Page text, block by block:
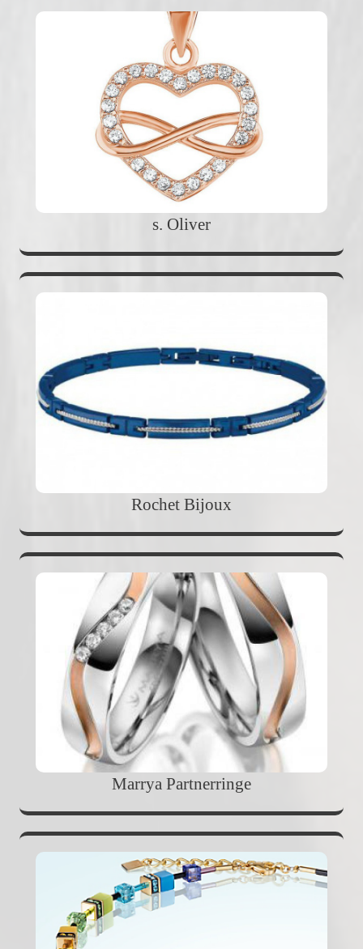
s. Oliver
Rochet Bijoux
Marrya Partnerringe